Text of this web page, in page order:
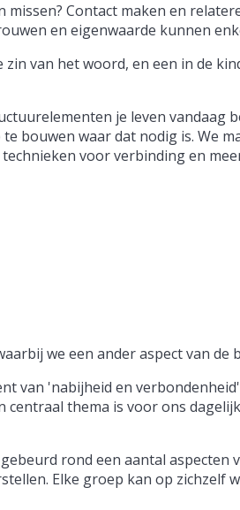
missen? Contact maken en
en eigenwaarde kunnen
van het woord, en een in de
je leven vandaag
bouwen waar dat nodig is. We
voor verbinding en
we een ander aspect van
van 'nabijheid en
centraal thema is voor ons
rond een aantal aspecten
Elke groep kan op zichzelf